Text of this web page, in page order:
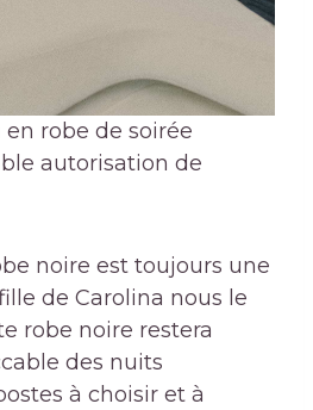
robe de soirée
autorisation de
noire est toujours une
de Carolina nous le
robe noire restera
des nuits
à choisir et à